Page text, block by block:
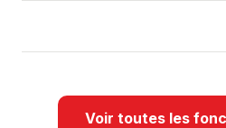
Voir toutes les